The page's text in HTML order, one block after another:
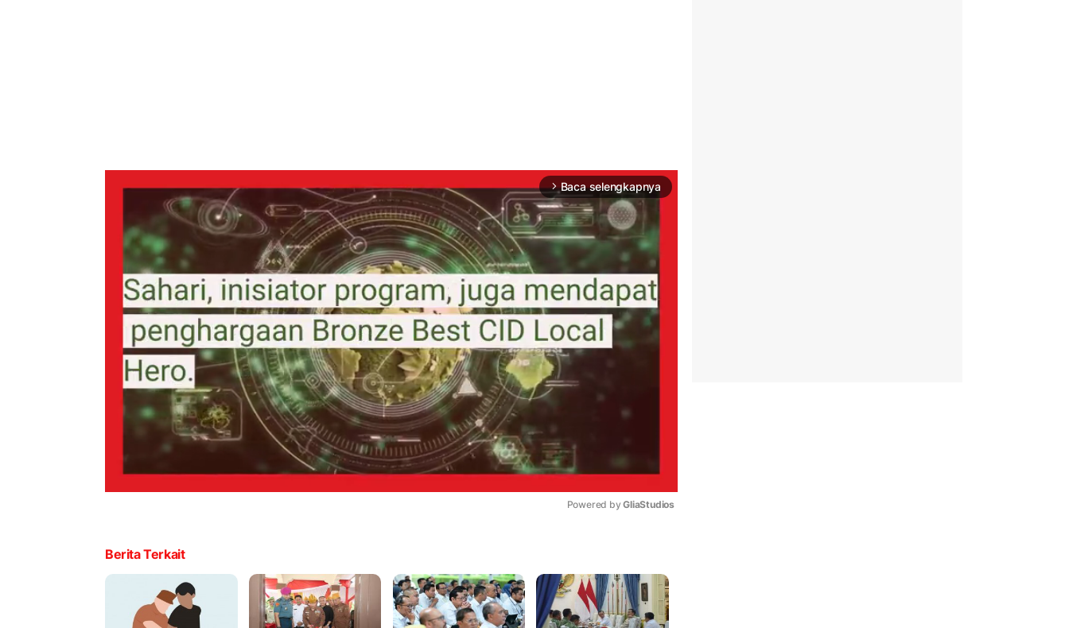
arrow_forward_ios Baca selengkapnya
Powered by GliaStudios
Berita Terkait